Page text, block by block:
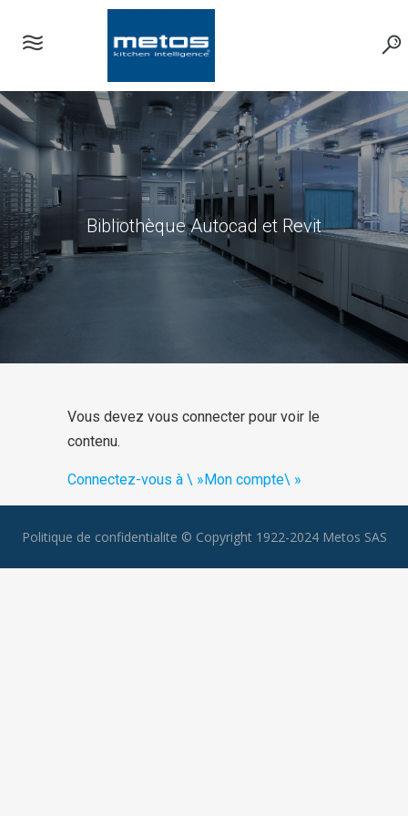
Bibliothèque Autocad et Revit
Vous devez vous connecter pour voir le
contenu.
Connectez-vous à \ »Mon compte\ »
Politique de confidentialite © Copyright 1922-2024 Metos SAS